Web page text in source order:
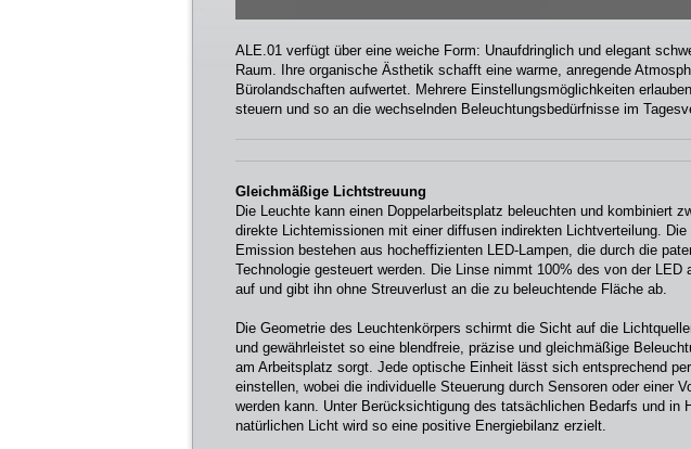
ALE.01 verfügt über eine weiche Form: Unaufdringlich und elegant
Raum. Ihre organische Ästhetik schafft eine warme, anregende
Bürolandschaften aufwertet. Mehrere Einstellungsmöglichkeiten
steuern und so an die wechselnden Beleuchtungsbedürfnisse im
Gleichmäßige Lichtstreuung
Die Leuchte kann einen Doppelarbeitsplatz beleuchten und kombiniert
direkte Lichtemissionen mit einer diffusen indirekten Lichtverteilung.
Emission bestehen aus hocheffizienten LED-Lampen, die durch die
Technologie gesteuert werden. Die Linse nimmt 100% des von der LED
auf und gibt ihn ohne Streuverlust an die zu beleuchtende Fläche ab.
Die Geometrie des Leuchtenkörpers schirmt die Sicht auf die
und gewährleistet so eine blendfreie, präzise und gleichmäßige
am Arbeitsplatz sorgt. Jede optische Einheit lässt sich entsprechend
einstellen, wobei die individuelle Steuerung durch Sensoren oder einer
werden kann. Unter Berücksichtigung des tatsächlichen Bedarfs und in
natürlichen Licht wird so eine positive Energiebilanz erzielt.